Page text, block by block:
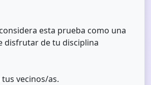
esta prueba como una
disfrutar de tu disciplina
vecinos/as.